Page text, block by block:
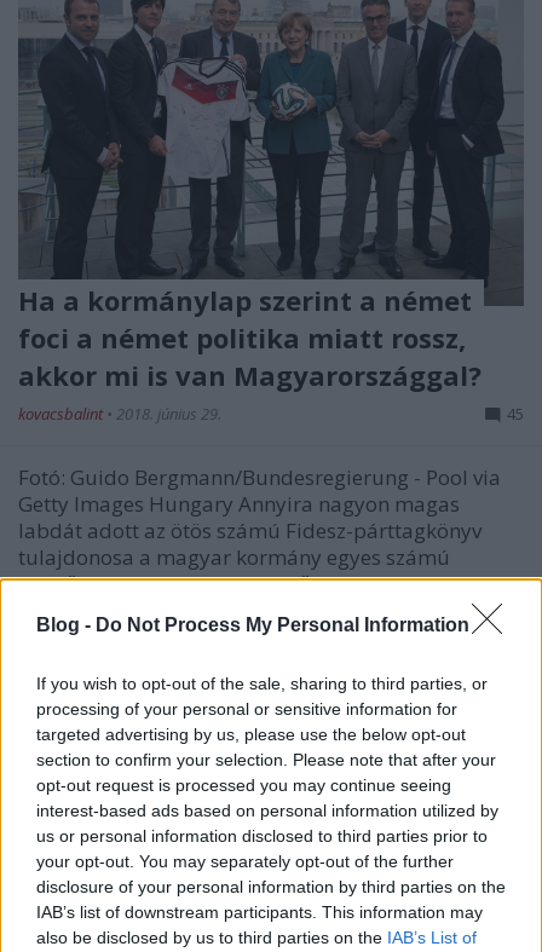
Blog - Do Not Process My Personal Information
If you wish to opt-out of the sale, sharing to third parties, or
processing of your personal or sensitive information for
targeted advertising by us, please use the below opt-out
section to confirm your selection. Please note that after your
opt-out request is processed you may continue seeing
interest-based ads based on personal information utilized by
us or personal information disclosed to third parties prior to
your opt-out. You may separately opt-out of the further
disclosure of your personal information by third parties on the
IAB’s list of downstream participants. This information may
also be disclosed by us to third parties on the IAB’s List of
Ha a kormánylap szerint a német
foci a német politika miatt rossz,
akkor mi is van Magyarországgal?
kovacsbalint • 2018. június 29. 45
Fotó: Guido Bergmann/Bundesregierung - Pool via
Getty Images Hungary Annyira nagyon magas
labdát adott az ötös számú Fidesz-párttagkönyv
tulajdonosa a magyar kormány egyes számú
üzenőfüzetében, a Magyar Időkben, hogy szinte fáj
leütni. Bayer Zsolt ugyanis terjengős
publicisztikában fejtette ki,…